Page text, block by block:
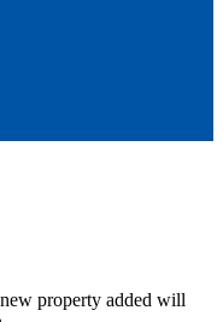
property added will